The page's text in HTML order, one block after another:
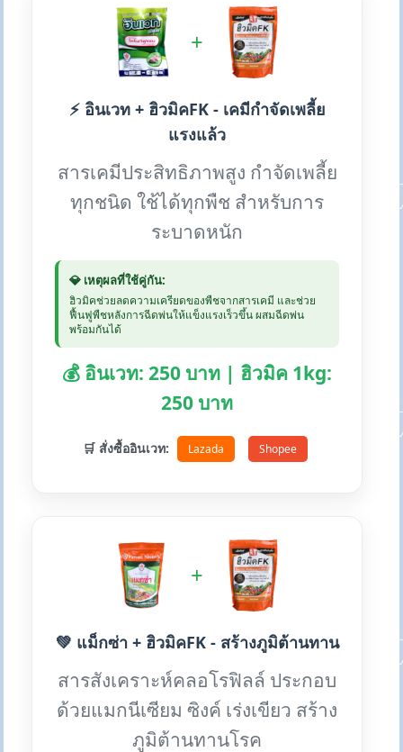
+
⚡ อินเวท + ฮิวมิคFK - เคมีกำจัดเพลี้ย
แรงแล้ว
สารเคมีประสิทธิภาพสูง กำจัดเพลี้ย
ทุกชนิด ใช้ได้ทุกพืช สำหรับการ
ระบาดหนัก
💎 เหตุผลที่ใช้คู่กัน:
ฮิวมิคช่วยลดความเครียดของพืชจากสารเคมี และช่วย
ฟื้นฟูพืชหลังการฉีดพ่นให้แข็งแรงเร็วขึ้น ผสมฉีดพ่น
พร้อมกันได้
💰 อินเวท: 250 บาท | ฮิวมิค 1kg:
250 บาท
🛒 สั่งซื้ออินเวท: Lazada Shopee
+
💚 แม็กซ่า + ฮิวมิคFK - สร้างภูมิต้านทาน
สารสังเคราะห์คลอโรฟิลล์ ประกอบ
ด้วยแมกนีเซียม ซิงค์ เร่งเขียว สร้าง
ภูมิต้านทานโรค